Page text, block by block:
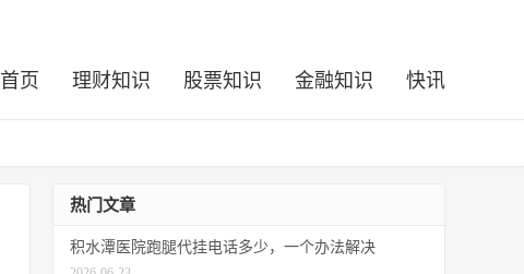
首页 理财知识 股票知识 金融知识 快讯
热门文章
积水潭医院跑腿代挂电话多少，一个办法解决